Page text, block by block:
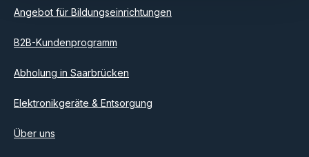
Angebot für Bildungseinrichtungen
B2B-Kundenprogramm
Abholung in Saarbrücken
Elektronikgeräte & Entsorgung
Über uns